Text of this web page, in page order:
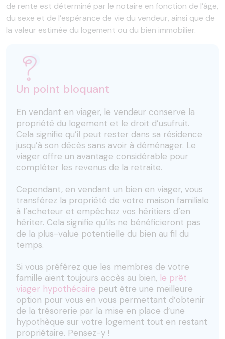
de rente est déterminé par le notaire en fonction de l’âge,
du sexe et de l’espérance de vie du vendeur, ainsi que de
la valeur estimée du logement ou du bien immobilier.
Un point bloquant
En vendant en viager, le vendeur conserve la
propriété du logement et le droit d’usufruit.
Cela signifie qu’il peut rester dans sa résidence
jusqu’à son décès sans avoir à déménager. Le
viager offre un avantage considérable pour
compléter les revenus de la retraite.
Cependant, en vendant un bien en viager, vous
transférez la propriété de votre maison familiale
à l’acheteur et empêchez vos héritiers d’en
hériter. Cela signifie qu’ils ne bénéficieront pas
de la plus-value potentielle du bien au fil du
temps.
Si vous préférez que les membres de votre
famille aient toujours accès au bien, le prêt
viager hypothécaire peut être une meilleure
option pour vous en vous permettant d’obtenir
de la trésorerie par la mise en place d’une
hypothèque sur votre logement tout en restant
propriétaire. Pensez-y !